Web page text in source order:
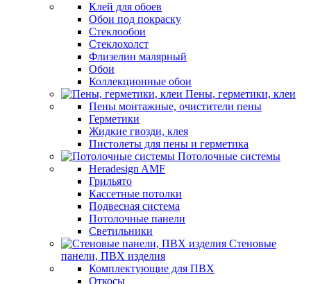
Клей для обоев
Обои под покраску
Стеклообои
Стеклохолст
Флизелин малярный
Обои
Коллекционные обои
Пены, герметики, клеи
Пены монтажные, очистители пены
Герметики
Жидкие гвозди, клея
Пистолеты для пены и герметика
Потолочные системы
Heradesign AMF
Грильято
Кассетные потолки
Подвесная система
Потолочные панели
Светильники
Стеновые
панели, ПВХ изделия
Комплектующие для ПВХ
Откосы